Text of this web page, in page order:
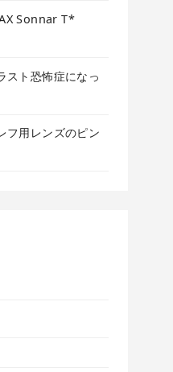
Sonnar T*
スト恐怖症になっ
フ用レンズのピン